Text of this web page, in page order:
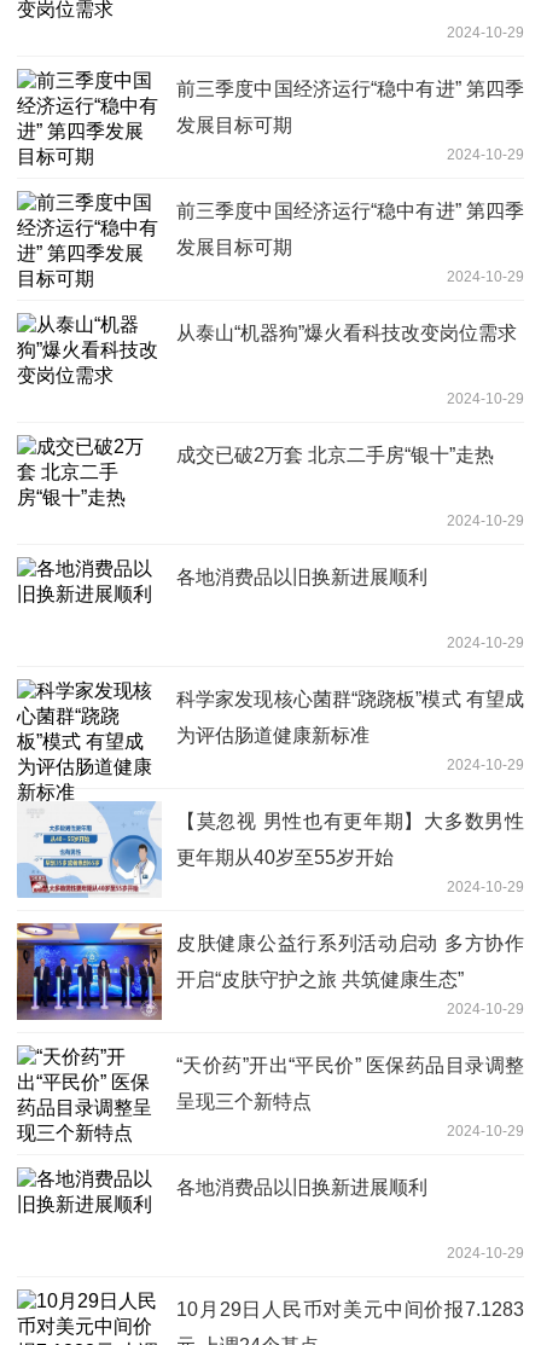
2024-10-29
前三季度中国经济运行“稳中有进” 第四季
发展目标可期
2024-10-29
前三季度中国经济运行“稳中有进” 第四季
发展目标可期
2024-10-29
从泰山“机器狗”爆火看科技改变岗位需求
2024-10-29
成交已破2万套 北京二手房“银十”走热
2024-10-29
各地消费品以旧换新进展顺利
2024-10-29
科学家发现核心菌群“跷跷板”模式 有望成
为评估肠道健康新标准
2024-10-29
【莫忽视 男性也有更年期】大多数男性
更年期从40岁至55岁开始
2024-10-29
皮肤健康公益行系列活动启动 多方协作
开启“皮肤守护之旅 共筑健康生态”
2024-10-29
“天价药”开出“平民价” 医保药品目录调整
呈现三个新特点
2024-10-29
各地消费品以旧换新进展顺利
2024-10-29
10月29日人民币对美元中间价报7.1283